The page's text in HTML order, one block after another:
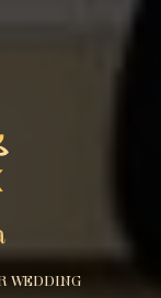
WEDDING